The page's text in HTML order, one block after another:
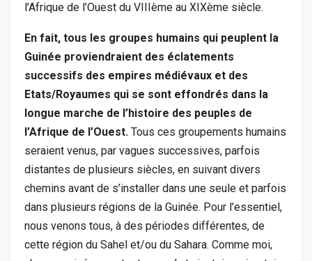
l’Afrique de l’Ouest du VIIIème au XIXème siècle.
En fait, tous les groupes humains qui peuplent la
Guinée proviendraient des éclatements
successifs des empires médiévaux et des
Etats/Royaumes qui se sont effondrés dans la
longue marche de l’histoire des peuples de
l’Afrique de l’Ouest. Tous ces groupements humains
seraient venus, par vagues successives, parfois
distantes de plusieurs siècles, en suivant divers
chemins avant de s’installer dans une seule et parfois
dans plusieurs régions de la Guinée. Pour l’essentiel,
nous venons tous, à des périodes différentes, de
cette région du Sahel et/ou du Sahara. Comme moi,